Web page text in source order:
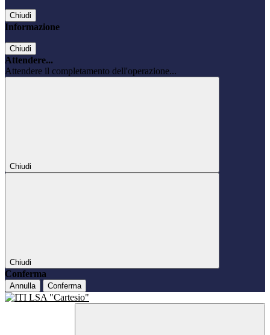
Chiudi
Informazione
Chiudi
Attendere...
Attendere il completamento dell'operazione...
Chiudi
Chiudi
Conferma
Annulla Conferma